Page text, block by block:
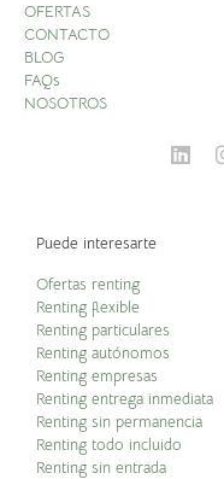
OFERTAS
CONTACTO
BLOG
FAQs
NOSOTROS
Puede interesarte
Ofertas renting
Renting flexible
Renting particulares
Renting autónomos
Renting empresas
Renting entrega inmediata
Renting sin permanencia
Renting todo incluido
Renting sin entrada